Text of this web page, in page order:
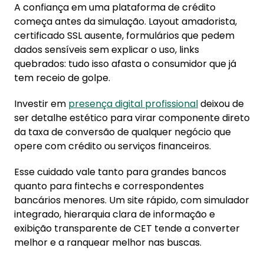
A confiança em uma plataforma de crédito
começa antes da simulação. Layout amadorista,
certificado SSL ausente, formulários que pedem
dados sensíveis sem explicar o uso, links
quebrados: tudo isso afasta o consumidor que já
tem receio de golpe.
Investir em presença digital profissionaldeixou de
ser detalhe estético para virar componente direto
da taxa de conversão de qualquer negócio que
opere com crédito ou serviços financeiros.
Esse cuidado vale tanto para grandes bancos
quanto para fintechs e correspondentes
bancários menores. Um site rápido, com simulador
integrado, hierarquia clara de informação e
exibição transparente de CET tende a converter
melhor e a ranquear melhor nas buscas.